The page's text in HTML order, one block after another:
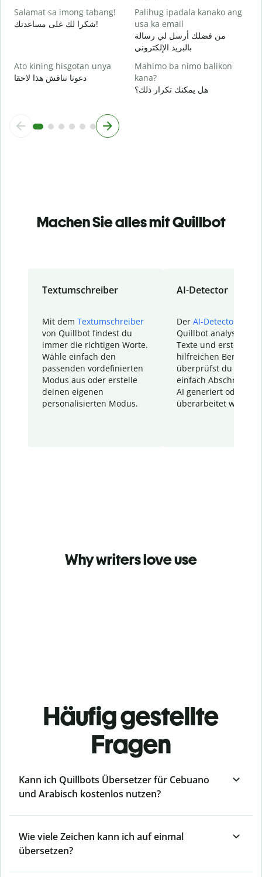
Salamat sa imong tabang!
شكرا لك على مساعدتك!
Palihug ipadala kanako ang
usa ka email
من فضلك أرسل لي رسالة
بالبريد الإلكتروني
Ato kining hisgotan unya
دعونا نناقش هذا لاحقا
Mahimo ba nimo balikon
kana?
هل يمكنك تكرار ذلك؟
Machen Sie alles mit Quillbot
Textumschreiber
Mit dem Textumschreiber
von Quillbot findest du
immer die richtigen Worte.
Wähle einfach den
passenden vordefinierten
Modus aus oder erstelle
deinen eigenen
personalisierten Modus.
AI-Detector
Der AI-Detector
Quillbot analysiert
Texte und erstellt
hilfreichen Bericht.
überprüfst du
einfach Abschnitte,
AI generiert oder
überarbeitet wurden.
Why writers love use
Häufig gestellte
Fragen
Kann ich Quillbots Übersetzer für Cebuano
und Arabisch kostenlos nutzen?
Wie viele Zeichen kann ich auf einmal
übersetzen?